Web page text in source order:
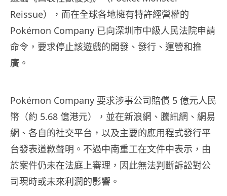
Reissue），而在全球各地擁有特許經營權的
Pokémon Company 已向深圳市中級人民法院申請
命令，要求停止該遊戲的開發、發行、運營和推
廣。
Pokémon Company 要求涉事公司賠償 5 億元人民
幣（約 5.68 億港元），並在新浪網、騰訊網、網易
網、各自的社交平台，以及主要的應用程式發行平
台發表道歉聲明。不過中南重工在文件中表示，由
於案件仍未在法庭上審理，因此無法判斷訴訟對公
司現時或未來利潤的影響。